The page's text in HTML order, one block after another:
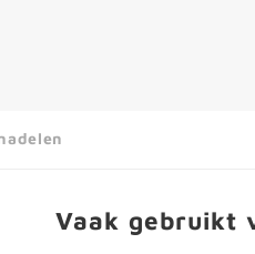
Vaak gebruikt